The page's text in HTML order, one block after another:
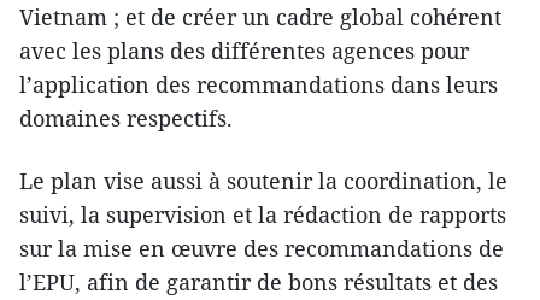
Vietnam ; et de créer un cadre global cohérent
avec les plans des différentes agences pour
l’application des recommandations dans leurs
domaines respectifs.
Le plan vise aussi à soutenir la coordination, le
suivi, la supervision et la rédaction de rapports
sur la mise en œuvre des recommandations de
l’EPU, afin de garantir de bons résultats et des